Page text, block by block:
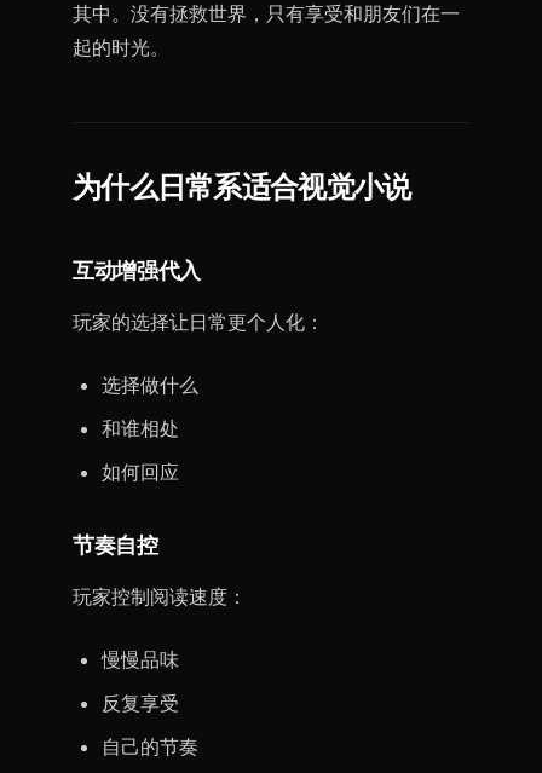
其中。没有拯救世界，只有享受和朋友们在一
起的时光。
为什么日常系适合视觉小说
互动增强代入
玩家的选择让日常更个人化：
选择做什么
和谁相处
如何回应
节奏自控
玩家控制阅读速度：
慢慢品味
反复享受
自己的节奏